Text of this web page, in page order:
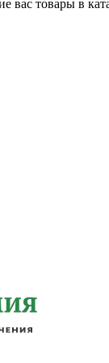
вас товары в